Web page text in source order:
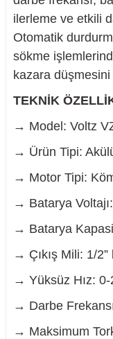
ilerleme ve etkili
Otomatik
sökme
kazara düşmesini
TEKNİK
→ Model: Voltz
→ Ürün Tipi:
→ Motor Tipi:
→ Batarya
→ Batarya
→ Çıkış Mili: 1/2”
→ Yüksüz Hız:
→ Darbe
→ Maksimum